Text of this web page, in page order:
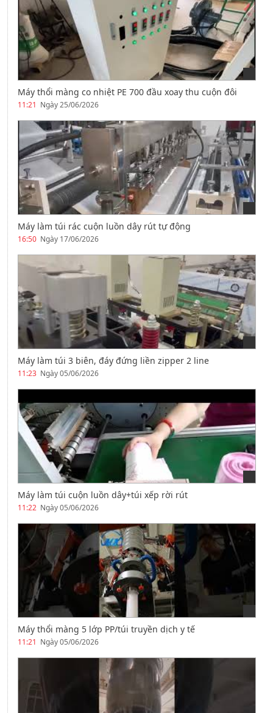
Máy thổi màng co nhiệt PE 700 đầu xoay thu cuộn đôi
11:21 Ngày 25/06/2026
Máy làm túi rác cuộn luồn dây rút tự động
16:50 Ngày 17/06/2026
Máy làm túi 3 biên, đáy đứng liền zipper 2 line
11:23 Ngày 05/06/2026
Máy làm túi cuộn luồn dây+túi xếp rời rút
11:22 Ngày 05/06/2026
Máy thổi màng 5 lớp PP/túi truyền dịch y tế
11:21 Ngày 05/06/2026